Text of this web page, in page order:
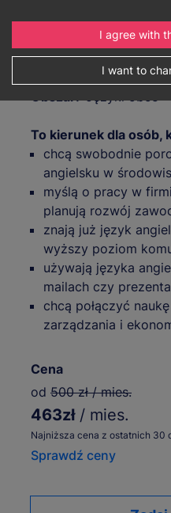
Łódź
To kierunek dla osób,
chcą swobodnie
angielsku w
myślą o pracy w
planują rozwój
znają już język
wyższy poziom
używają języka
mailach czy
chcą połączyć
zarządzania i
Cena
od 500 zł / mies.
463zł / mies.
Najniższa cena z ostatnich 30
Sprawdź ceny
I want to
I agree with